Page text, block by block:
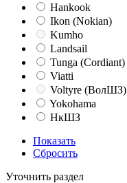
Hankook
Ikon (Nokian)
Kumho
Landsail
Tunga (Cordiant)
Viatti
Voltyre (ВолШЗ)
Yokohama
НкШЗ
Показать
Сбросить
Уточнить раздел